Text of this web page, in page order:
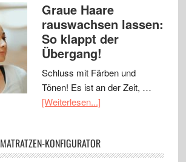
Graue Haare
rauswachsen lassen:
So klappt der
Übergang!
Schluss mit Färben und
Tönen! Es ist an der Zeit, …
[Weiterlesen...]
MATRATZEN-KONFIGURATOR